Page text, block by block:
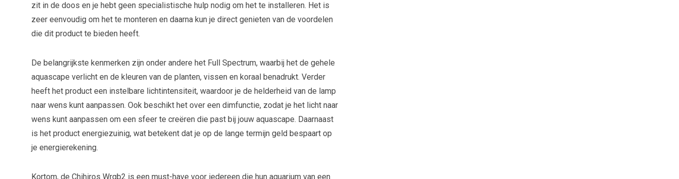
zit in de doos en je hebt geen specialistische hulp nodig om het te installeren. Het is
zeer eenvoudig om het te monteren en daarna kun je direct genieten van de voordelen
die dit product te bieden heeft.
De belangrijkste kenmerken zijn onder andere het Full Spectrum, waarbij het de gehele
aquascape verlicht en de kleuren van de planten, vissen en koraal benadrukt. Verder
heeft het product een instelbare lichtintensiteit, waardoor je de helderheid van de lamp
naar wens kunt aanpassen. Ook beschikt het over een dimfunctie, zodat je het licht naar
wens kunt aanpassen om een sfeer te creëren die past bij jouw aquascape. Daarnaast
is het product energiezuinig, wat betekent dat je op de lange termijn geld bespaart op
je energierekening.
Kortom, de Chihiros Wrgb2 is een must-have voor iedereen die hun aquarium van een